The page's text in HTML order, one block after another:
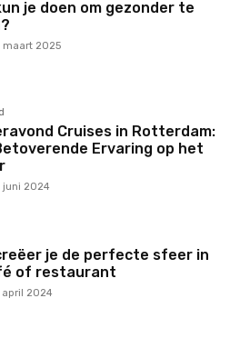
je doen om gezonder te
maart 2025
Cruises in Rotterdam:
Ervaring op het
juni 2024
je de perfecte sfeer in
of restaurant
april 2024